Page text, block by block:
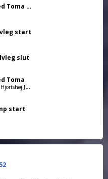
Bashar Dured Toma (Straffe)
start
slut
Toma
Jensen
start